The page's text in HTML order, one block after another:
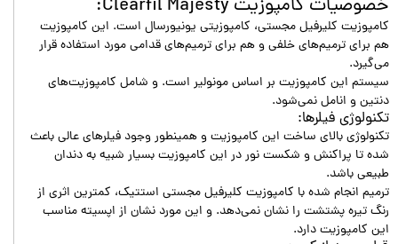
خصوصیات کامپوزیت Clearfil Majesty:
کامپوزیت کلیرفیل مجستی، کامپوزیتی یونیورسال است. این کامپوزیت
هم برای ترمیم‌های خلفی و هم برای ترمیم‌های قدامی مورد استفاده قرار
می‌گیرد.
سیستم این کامپوزیت بر اساس مونولیر است. و شامل کامپوزیت‌های
دنتین و انامل نمی‌شود.
تکنولوژی فیلرها:
تکنولوژی بالای ساخت این کامپوزیت و همینطور وجود فیلرهای عالی باعث
شده تا پراکنش و شکست نور در این کامپوزیت بسیار شبیه به دندان
طبیعی باشد.
ترمیم انجام شده با کامپوزیت کلیرفیل مجستی استتیک، کمترین اثری از
رنگ تیره پشتشت را نشان نمی‌دهد. و این مورد نشان از اپسیته مناسب
این کامپوزیت دارد.